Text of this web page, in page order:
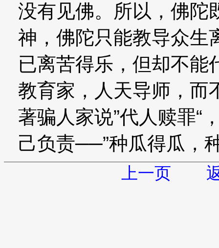
没有见佛。所以，佛陀
神，佛陀只能教导众生
已离苦得乐，但却不能
教育家，人天导师，而
著骗人家说”代人赎罪“
己负责──”种瓜得瓜，
上一页